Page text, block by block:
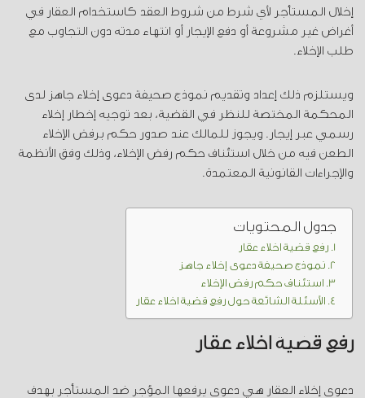
إخلال المستأجر لأي شرط من شروط العقد كاستخدام العقار في
أغراض غير مشروعة أو دفع الإيجار أو انتهاء مدته دون التجاوب مع
طلب الإخلاء.
ويستلزم ذلك إعداد وتقديم نموذج صحيفة دعوى إخلاء جاهز لدى
المحكمة المختصة للنظر في القضية، بعد توجيه إخطار إخلاء
رسمي عبر إيجار. ويجوز للمالك عند صدور حكم برفض الإخلاء
الطعن فيه من خلال استئناف حكم رفض الإخلاء، وذلك وفق الأنظمة
والإجراءات القانونية المعتمدة.
جدول المحتويات
رفع قضية اخلاء عقار
نموذج صحيفة دعوى إخلاء جاهز
استئناف حكم رفض الإخلاء
الأسئلة الشائعة حول رفع قضية اخلاء عقار
رفع قضية اخلاء عقار
دعوى إخلاء العقار هي دعوى يرفعها المؤجر ضد المستأجر بهدف